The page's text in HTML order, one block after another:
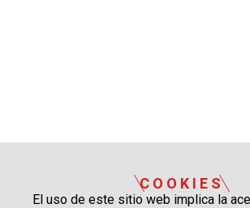
COOKIES
El uso de este sitio web implica la